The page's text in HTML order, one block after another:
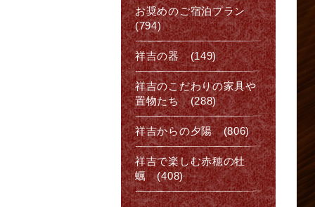
お奨めのご宿泊プラン
(794)
祥吉の器 (149)
祥吉のこだわりの家具や
置物たち (288)
祥吉からの夕陽 (806)
祥吉で楽しむ赤穂の牡
蠣 (408)